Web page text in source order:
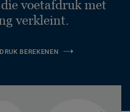
voetafdruk met
verkleint.
BEREKENEN